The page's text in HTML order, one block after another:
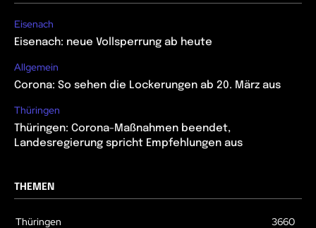
Eisenach
Eisenach: neue Vollsperrung ab heute
Allgemein
Corona: So sehen die Lockerungen ab 20. März aus
Thüringen
Thüringen: Corona-Maßnahmen beendet,
Landesregierung spricht Empfehlungen aus
THEMEN
Thüringen 3660